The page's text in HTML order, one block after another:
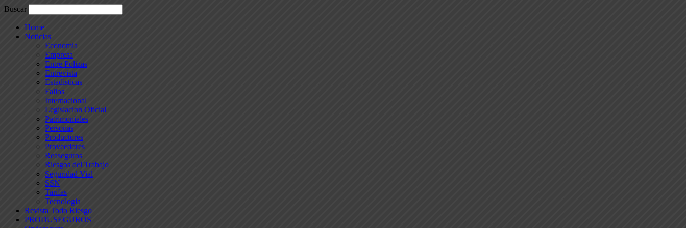
Buscar
Home
Noticias
Economia
Empresa
Entre Polizas
Entrevista
Estadisticas
Fallos
Internacional
Legislacion Oficial
Patrimoniales
Personas
Productores
Proveedores
Reaseguros
Riesgos del Trabajo
Seguridad Vial
SSN
Tarifas
Tecnologia
Revista Todo Riesgo
PRODUSEGUROS